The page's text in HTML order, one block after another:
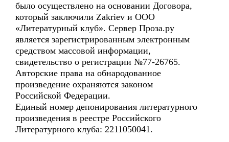
было осуществлено на основании Договора,
который заключили Zakriev и ООО
«Литературный клуб». Сервер Проза.ру
является зарегистрированным электронным
средством массовой информации,
свидетельство о регистрации №77-26765.
Авторские права на обнародованное
произведение охраняются законом
Российской Федерации.
Единый номер депонирования литературного
произведения в реестре Российского
Литературного клуба: 2211050041.